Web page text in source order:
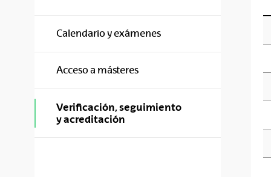
Calendario y exámenes
Acceso a másteres
Verificación, seguimiento
y acreditación